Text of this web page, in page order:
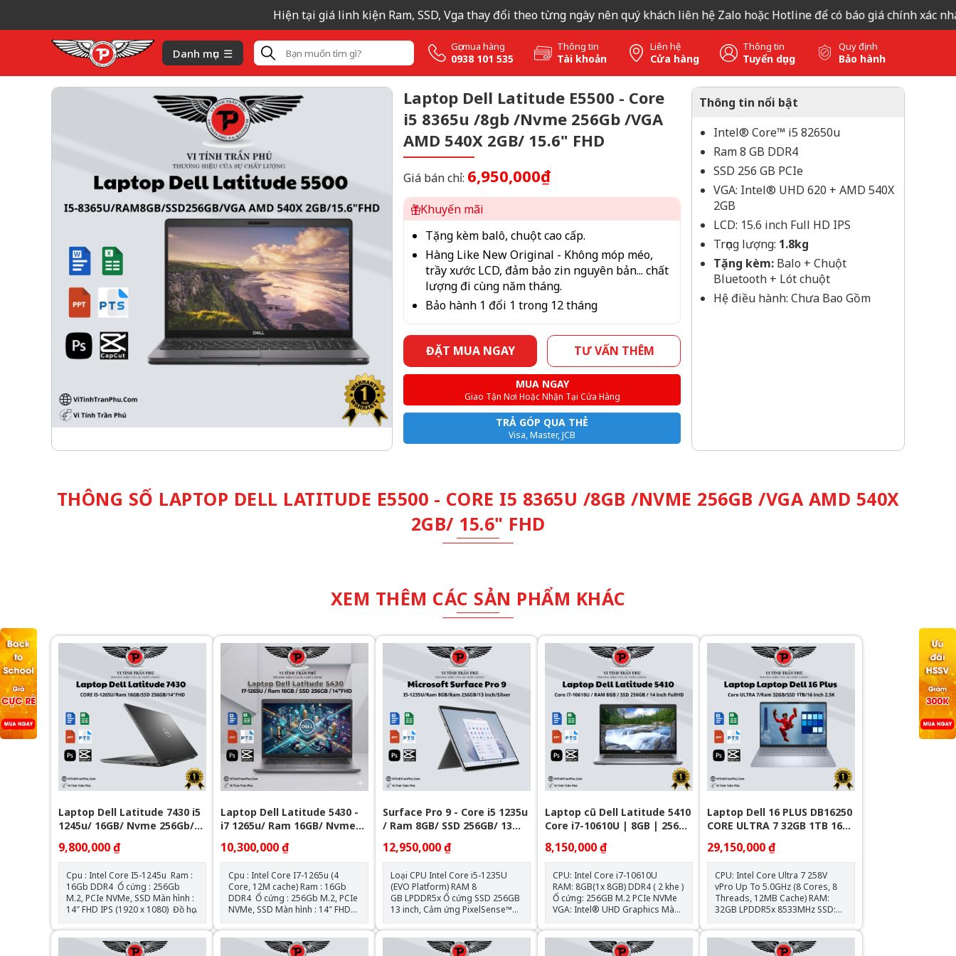
Hiện tại giá linh kiện Ram, SSD, Vga thay đổi theo từng ngày nên quý khách liên hệ Zalo hoặc Hotline để có báo giá chính xác nhất,
Danh mục Gọi mua hàng
0938 101 535
Thông tin
Tài khoản
Liên hệ
Cửa hàng
Thông tin
Tuyển dụng
Quy định
Bảo hành
Laptop Dell Latitude E5500 - Core
i5 8365u /8gb /Nvme 256Gb /VGA
AMD 540X 2GB/ 15.6" FHD
Giá bán chỉ: 6,950,000₫
Khuyến mãi
Tặng kèm balô, chuột cao cấp.
Hàng Like New Original - Không móp méo,
trầy xước LCD, đảm bảo zin nguyên bản... chất
lượng đi cùng năm tháng.
Bảo hành 1 đổi 1 trong 12 tháng
ĐẶT MUA NGAY TƯ VẤN THÊM
MUA NGAY
Giao Tận Nơi Hoặc Nhận Tại Cửa Hàng
TRẢ GÓP QUA THẺ
Visa, Master, JCB
Thông tin nổi bật
Intel® Core™ i5 82650u
Ram 8 GB DDR4
SSD 256 GB PCIe
VGA: Intel® UHD 620 + AMD 540X
2GB
LCD: 15.6 inch Full HD IPS
Trọng lượng: 1.8kg
Tặng kèm: Balo + Chuột
Bluetooth + Lót chuột
Hệ điều hành: Chưa Bao Gồm
THÔNG SỐ LAPTOP DELL LATITUDE E5500 - CORE I5 8365U /8GB /NVME 256GB /VGA AMD 540X
2GB/ 15.6" FHD
XEM THÊM CÁC SẢN PHẨM KHÁC
Laptop Dell Latitude 7430 i5
1245u/ 16GB/ Nvme 256Gb/
9,800,000 ₫
Cpu : Intel Core I5-1245u Ram :
16Gb DDR4 Ổ cứng : 256Gb
M.2, PCIe NVMe, SSD Màn hình :
14″ FHD IPS (1920 x 1080) Đồ họa
: Intel® Iris® XE Graphics Kết
nối : 1 USB 3.2 Gen 1 port with
PowerShare l 2 Thunderbolt 4
Laptop Dell Latitude 5430 -
i7 1265u/ Ram 16GB/ Nvme
256GB/ 14" FHD
10,300,000 ₫
Cpu : Intel Core I7-1265u (4
Core, 12M cache) Ram : 16Gb
DDR4 Ổ cứng : 256Gb M.2, PCIe
NVMe, SSD Màn hình : 14″ FHD
IPS (1920 x 1080) Đồ họa : Intel®
Iris® XE Graphics Kết nối : 1 USB
3.2 Gen 1 port 1 USB 3.2 Gen 1
Surface Pro 9 - Core i5 1235u
/ Ram 8GB/ SSD 256GB/ 13
inch Touch 2880 x 1920
12,950,000 ₫
Loại CPU Intel Core i5-1235U
(EVO Platform) RAM 8
GB LPDDR5x Ổ cứng SSD 256GB
13 inch, Cảm ứng PixelSense™
2880 x 1920 (267 PPI) Card màn
hình Intel® Iris® Xe Kết Nối: 2 x
USB-C® with USB 4.0/
Laptop cũ Dell Latitude 5410
Core i7-10610U | 8GB | 256GB
| 14 inch FHD
8,150,000 ₫
CPU: Intel Core i7-10610U
RAM: 8GB(1x 8GB) DDR4 ( 2 khe )
Ổ cứng: 256GB M.2 PCIe NVMe
VGA: Intel® UHD Graphics Màn
hình: 14.0 inch FHD (1920 x 1080)
220 Nit Anti-Glare Pin: 4 Cell,
Laptop Dell 16 PLUS DB16250
CORE ULTRA 7 32GB 1TB 16"
FHD+ TOUCH WIN11
29,150,000 ₫
CPU: Intel Core Ultra 7 258V
vPro Up To 5.0GHz (8 Cores, 8
Threads, 12MB Cache) RAM:
32GB LPDDR5x 8533MHz SSD:
1TB M.2 PCIe NVMe SSD Màn
Hình: 16.0-inch QHD+ (2560 x
1600 Pixels), IPS, 120Hz, 300 nits,